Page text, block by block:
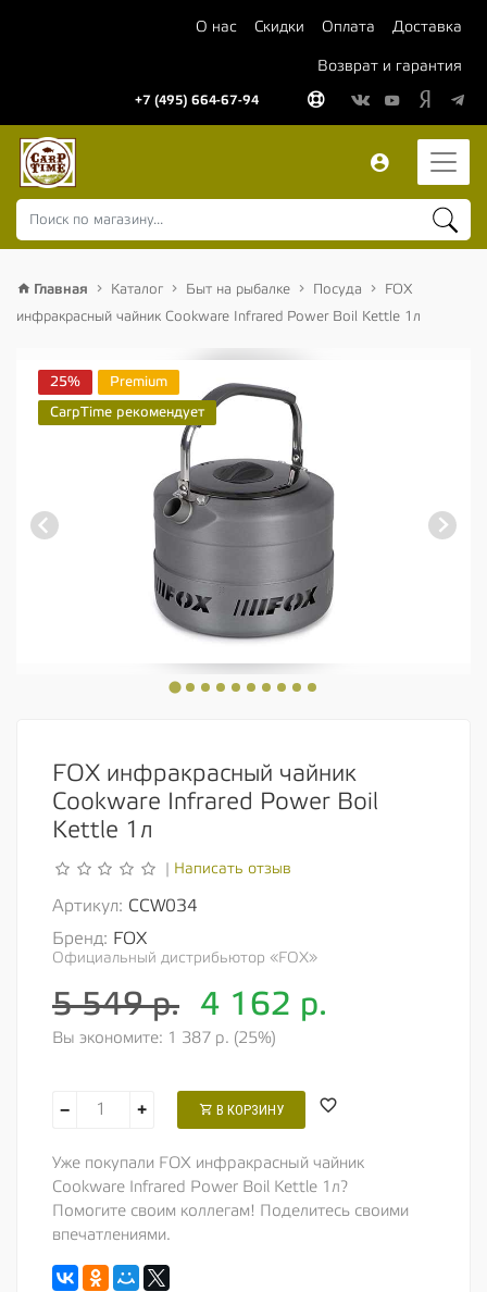
О нас Скидки Оплата Доставка
Возврат и гарантия
+7 (495) 664-67-94
Главная Каталог Быт на рыбалке Посуда
FOX
инфракрасный чайник Cookware Infrared Power Boil Kettle 1л
25%
Premium
CarpTime рекомендует
FOX инфракрасный чайник
Cookware Infrared Power Boil
Kettle 1л
Написать отзыв
Артикул: CCW034
Бренд: FOX
Официальный дистрибьютор «FOX»
5 549 р. 4 162 р.
Вы экономите: 1 387 р. (25%)
− + В КОРЗИНУ
Уже покупали FOX инфракрасный чайник
Cookware Infrared Power Boil Kettle 1л?
Помогите своим коллегам! Поделитесь своими
впечатлениями.